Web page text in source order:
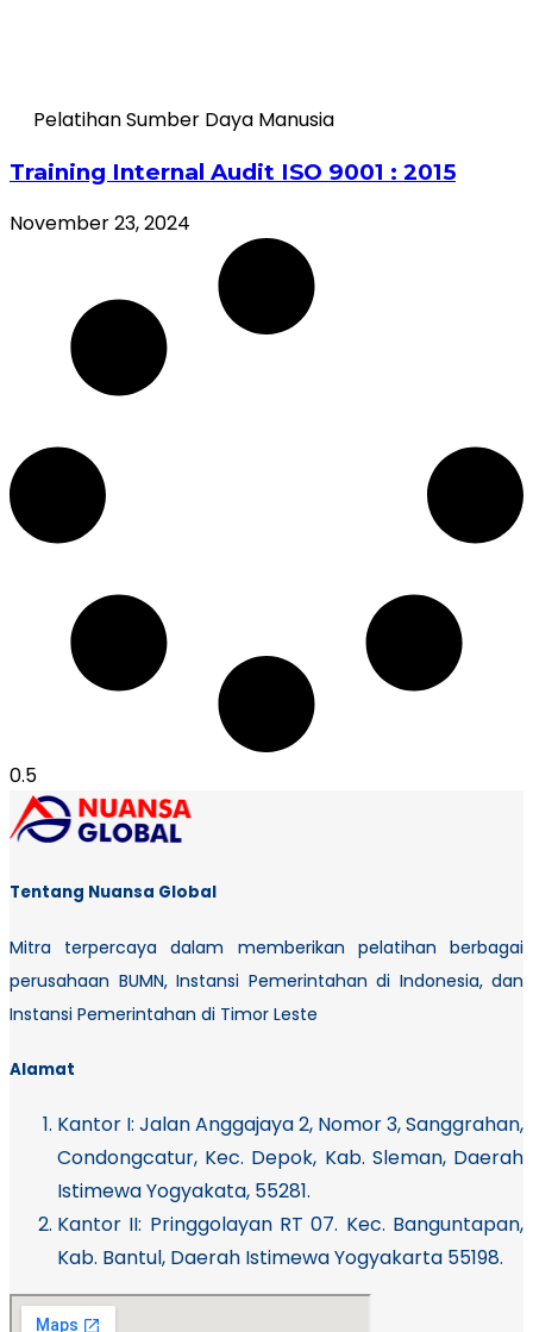
Pelatihan Sumber Daya Manusia
Training Internal Audit ISO 9001 : 2015
November 23, 2024
Tentang Nuansa Global
Mitra terpercaya dalam memberikan pelatihan berbagai
perusahaan BUMN, Instansi Pemerintahan di Indonesia, dan
Instansi Pemerintahan di Timor Leste
Alamat
Kantor I: Jalan Anggajaya 2, Nomor 3, Sanggrahan,
Condongcatur, Kec. Depok, Kab. Sleman, Daerah
Istimewa Yogyakata, 55281.
Kantor II: Pringgolayan RT 07. Kec. Banguntapan,
Kab. Bantul, Daerah Istimewa Yogyakarta 55198.